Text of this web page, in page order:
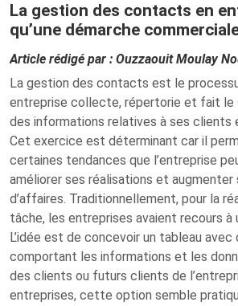
La gestion des contacts en
qu’une démarche
Article rédigé par : Ouzzaouit Moulay
La gestion des contacts est le
entreprise collecte, répertorie et fait le
des informations relatives à ses clients
Cet exercice est déterminant car il
certaines tendances que l’entreprise
améliorer ses réalisations et
d’affaires. Traditionnellement, pour la
tâche, les entreprises avaient recours à
L’idée est de concevoir un tableau avec
comportant les informations et les
des clients ou futurs clients de
entreprises, cette option semble